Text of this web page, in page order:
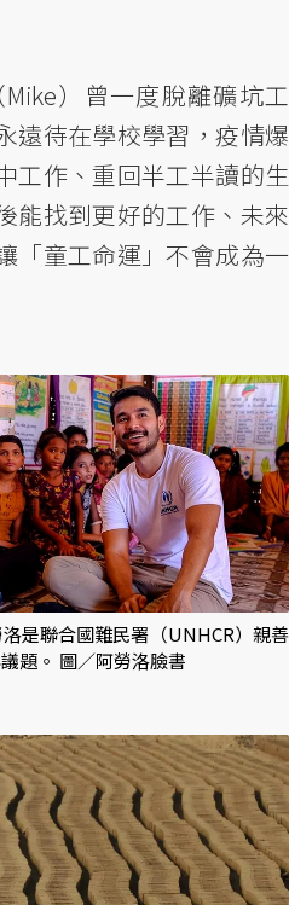
）曾一度脫離礦坑工
遠待在學校學習，疫情爆
工作、重回半工半讀的生
能找到更好的工作、未來
「童工命運」不會成為一
是聯合國難民署（UNHCR）親善
題。 圖／阿勞洛臉書